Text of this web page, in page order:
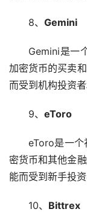
8、 Gemini
Gemini是一
加密货币的买卖
而受到机构投资
9、 eToro
eToro是一个
密货币和其他金
能而受到新手投资
10、 Bittrex